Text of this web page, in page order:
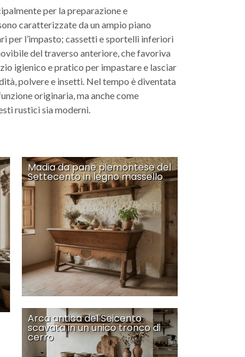
per la preparazione e
caratterizzate da un ampio piano
per l’impasto; cassetti e sportelli inferiori
del traverso anteriore, che favoriva
igienico e pratico per impastare e lasciar
polvere e insetti. Nel tempo è diventata
originaria, ma anche come
rustici sia moderni.
Madia da pane piemontese del
Settecento in legno massello
Arca antica del Seicento
scavata in un unico tronco di
cerro